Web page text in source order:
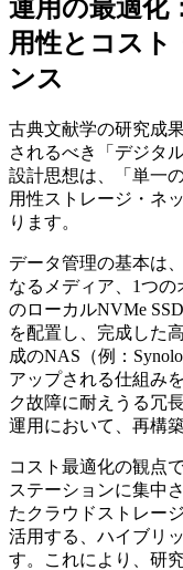
運用の最適化
用性とコスト
ンス
古典文献学の研究成
されるべき「デジタ
設計思想は、「単一
用性ストレージ・ネ
ります。
データ管理の基本は
なるメディア、1つ
のローカルNVMe
を配置し、完成した
成のNAS（例：
アップされる仕組み
ク故障に耐えうる冗
運用において、再構
コスト最適化の観点
ステーションに集中
たクラウドストレー
活用する、ハイブリ
す。これにより、研